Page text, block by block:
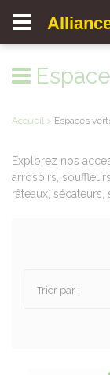
Accueil > Espaces
Explorez nos
arrosoirs,
râteaux, sécateurs,
Trier par :